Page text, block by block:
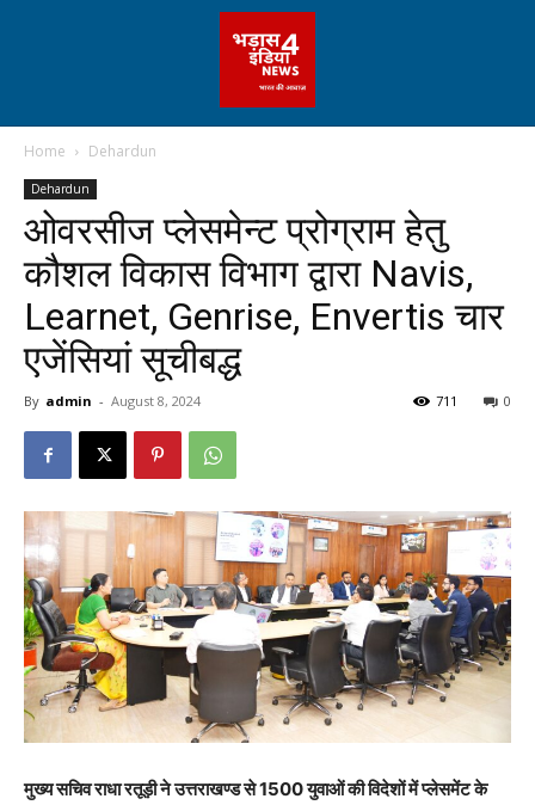
Home Dehardun
Dehardun
ओवरसीज प्लेसमेन्ट प्रोग्राम हेतु
कौशल विकास विभाग द्वारा Navis,
Learnet, Genrise, Envertis चार
एजेंसियां सूचीबद्ध
By admin - August 8, 2024 0
711
मुख्य सचिव राधा रतूड़ी ने उत्तराखण्ड से 1500 युवाओं की विदेशों में प्लेसमेंट के